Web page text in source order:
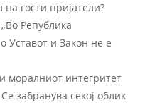
гости пријатели?
Република
Уставот и Закон не е
моралниот интегритет
забранува секој облик